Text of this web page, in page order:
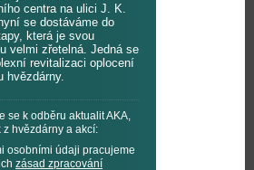
centra na ulici J. K.
se dostáváme do
která je svou
velmi zřetelná. Jedná se
revitalizaci oplocení
hvězdárny.
se k odběru aktualit AKA,
z hvězdárny a akcí:
osobními údaji pracujeme
zásad zpracování